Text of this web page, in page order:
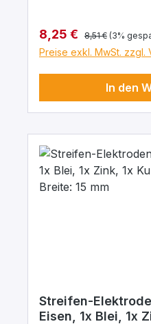
Verkaufspreis:
8,25 € Regulärer Preis:
8,51 € (3%
Preise exkl. MwSt. zzgl.
In den
Streifen-
Eisen, 1x Blei, 1x